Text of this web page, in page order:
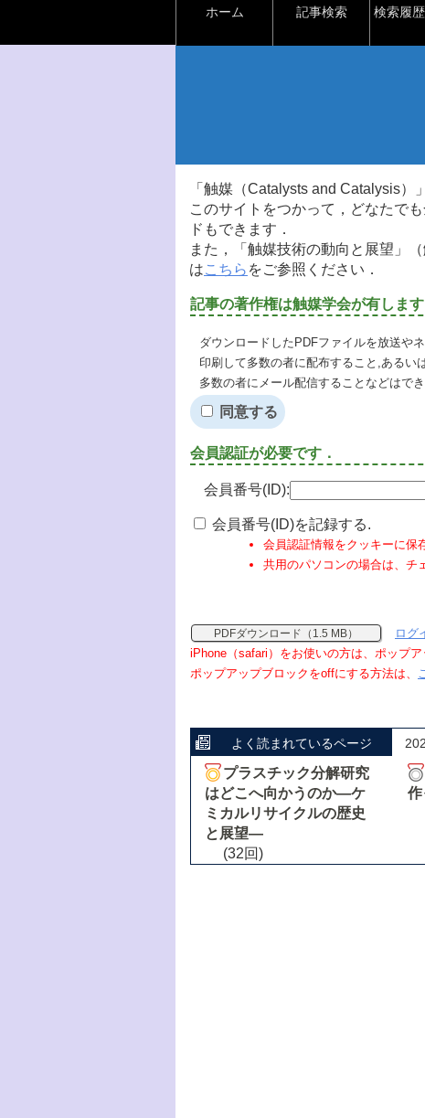
ホーム 記事検索 検索履
「触媒（Catalysts and Catalysis）
このサイトをつかって，どなたで
ドもできます．
また，「触媒技術の動向と展望」
はこちら をご参照ください．
記事の著作権は触媒学会が有します
ダウンロードしたPDFファイルを放送や
印刷して多数の者に配布すること,あるい
多数の者にメール配信することなどはでき
同意する
会員認証が必要です．
会員番号(ID):
会員番号(ID)を記録する.
会員認証情報をクッキーに保
共用のパソコンの場合は、チ
PDFダウンロード（1.5 MB）
ログ
iPhone（safari）をお使いの方は、ポップ
ポップアップブロックをoffにする方法は、
よく読まれているページ
プラスチック分解研究
はどこへ向かうのか―ケ
ミカルリサイクルの歴史
と展望―
(32回)
作